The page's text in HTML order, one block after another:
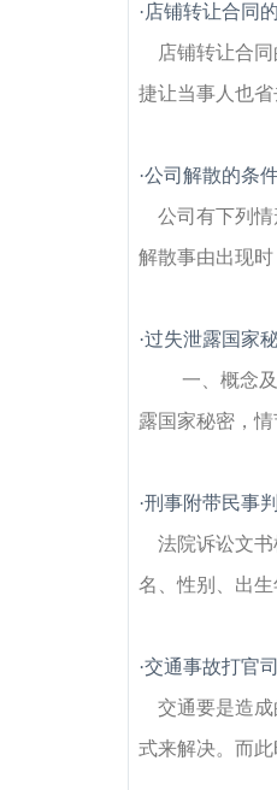
·店铺转让合同
店铺转让合
捷让当事人也
·公司解散的条
公司有下列
解散事由出现
·过失泄露国家
一、概念及
露国家秘密，
·刑事附带民事
法院诉讼
名、性别、出
·交通事故打官
交通要是造
式来解决。而